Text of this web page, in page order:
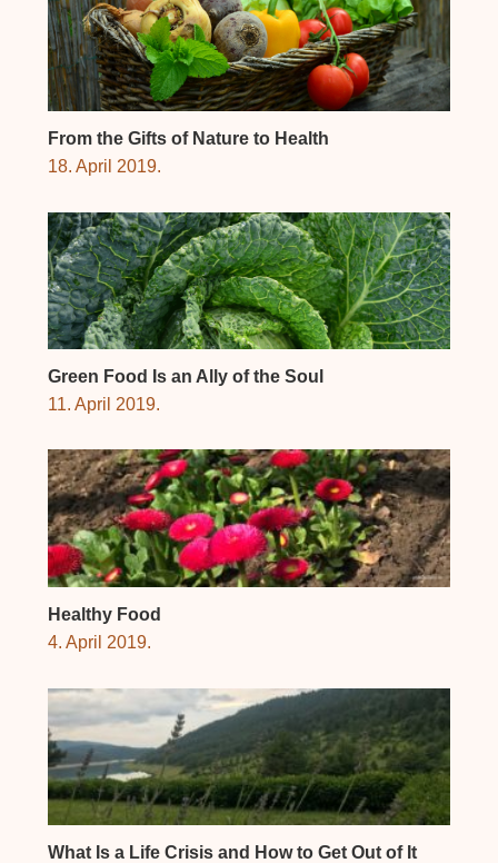
From the Gifts of Nature to Health
18. April 2019.
Green Food Is an Ally of the Soul
11. April 2019.
Healthy Food
4. April 2019.
What Is a Life Crisis and How to Get Out of It